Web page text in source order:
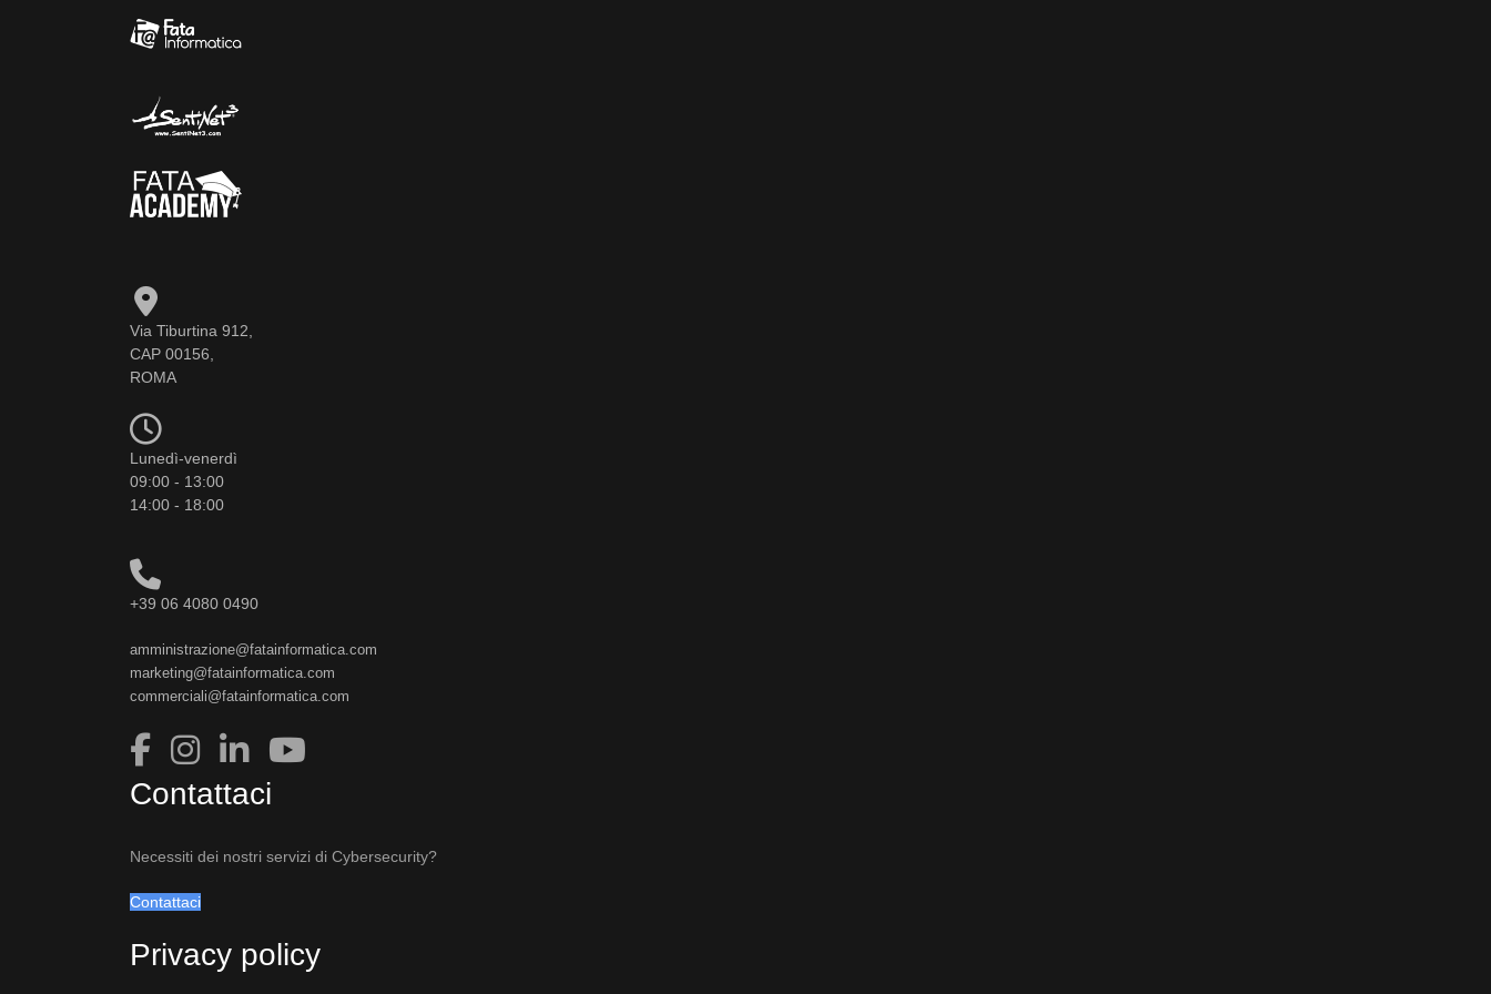
Via Tiburtina 912,
CAP 00156,
ROMA
Lunedì-venerdì
09:00 - 13:00
14:00 - 18:00
+39 06 4080 0490
amministrazione@fatainformatica.com
marketing@fatainformatica.com
commerciali@fatainformatica.com
Contattaci
Necessiti dei nostri servizi di Cybersecurity?
Contattaci
Privacy policy